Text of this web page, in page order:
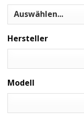
Hersteller
Modell